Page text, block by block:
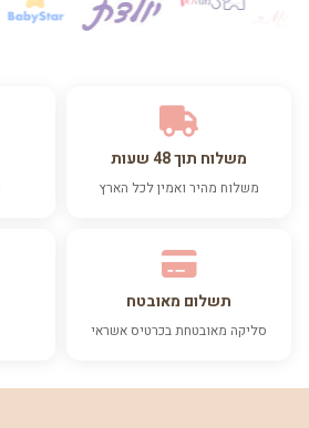
משלוח תוך 48 שעות
משלוח מהיר ואמין לכל הארץ
תשלום מאובטח
סליקה מאובטחת בכרטיס אשראי